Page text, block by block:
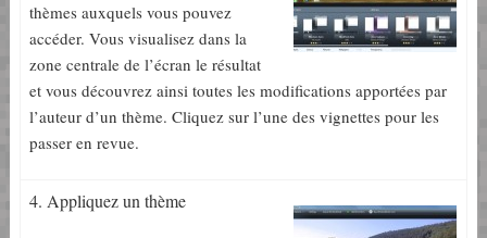
thèmes auxquels vous pouvez
accéder. Vous visualisez dans la
zone centrale de l’écran le résultat
et vous découvrez ainsi toutes les modifications apportées par
l’auteur d’un thème. Cliquez sur l’une des vignettes pour les
passer en revue.
4. Appliquez un thème